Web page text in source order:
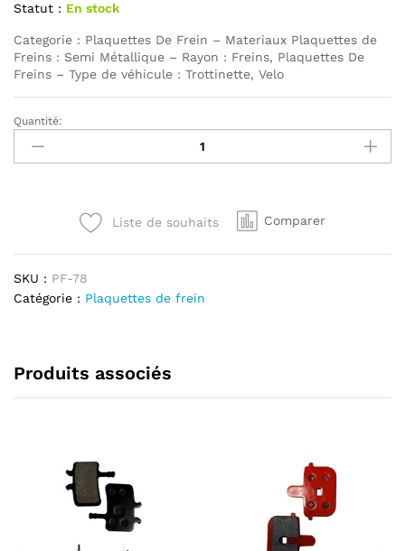
Statut : En stock
Categorie : Plaquettes De Frein – Materiaux Plaquettes de
Freins : Semi Métallique – Rayon : Freins, Plaquettes De
Freins – Type de véhicule : Trottinette, Velo
Plaquettes
frein
quantité
Quantité:
Liste de souhaits Comparer
SKU : PF-78
Catégorie : Plaquettes de frein
Produits associés